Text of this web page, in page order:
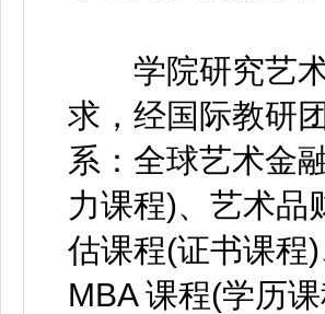
学院研究艺术
求，经国际教研
系：全球艺术金
力课程)、艺术品
估课程(证书课程
MBA 课程(学历